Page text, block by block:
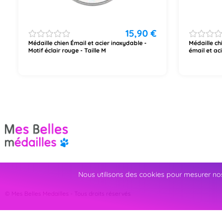
15,90 €
Médaille chien Émail et acier inoxydable -
Motif éclair rouge - Taille M
Médaille
émail et
© Mes Belles Medailles - Tous droits réservés
Nous utilisons des cookies pour mesurer